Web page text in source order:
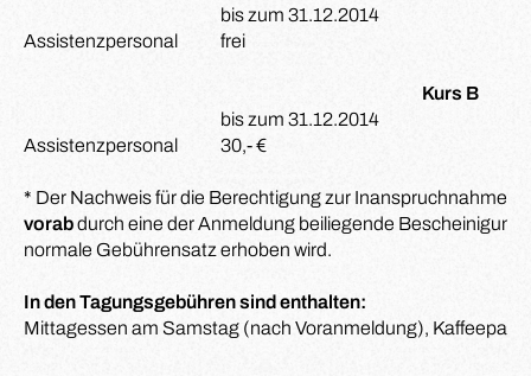
bis zum 31.12.2014
Assistenzpersonal
frei
Kurs B
bis zum 31.12.2014
Assistenzpersonal
30,- €
* Der Nachweis für die Berechtigung zur Inanspruchnahme
vorabdurch eine der Anmeldung beiliegende
normale Gebührensatz erhoben wird.
In den Tagungsgebühren sind enthalten:
Mittagessen am Samstag (nach Voranmeldung),